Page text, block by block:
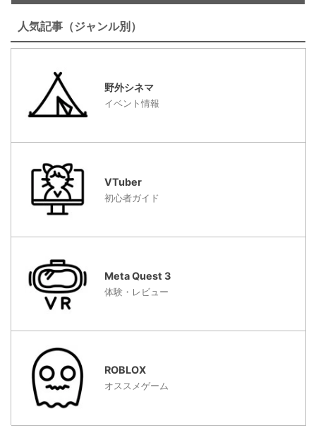
人気記事（ジャンル別）
野外シネマ
イベント情報
VTuber
初心者ガイド
Meta Quest 3
体験・レビュー
ROBLOX
オススメゲーム